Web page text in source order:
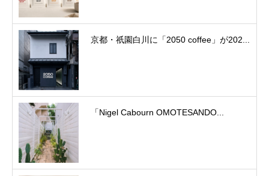
京都・祇園白川に「2050 coffee」が202...
「Nigel Cabourn OMOTESANDO...